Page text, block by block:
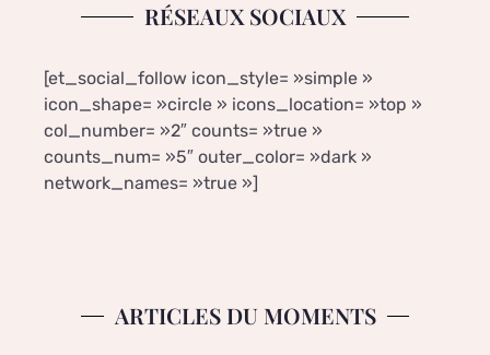
RÉSEAUX SOCIAUX
[et_social_follow icon_style= »simple »
icon_shape= »circle » icons_location= »top »
col_number= »2″ counts= »true »
counts_num= »5″ outer_color= »dark »
network_names= »true »]
ARTICLES DU MOMENTS